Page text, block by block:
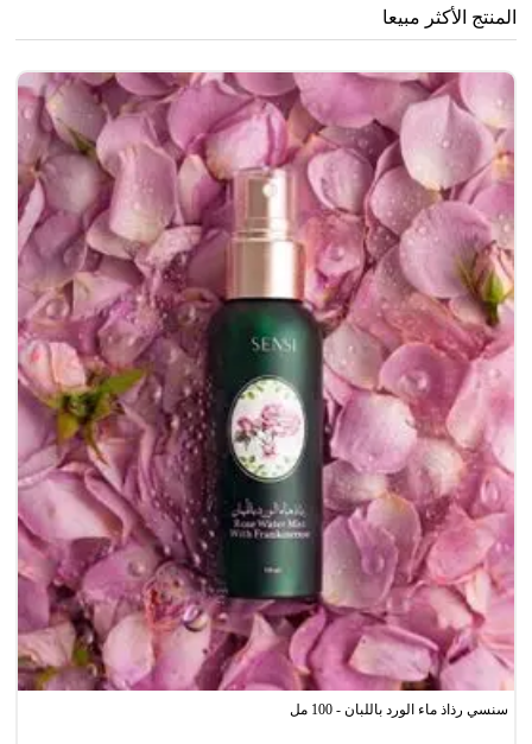
المنتج الأكثر مبيعا
سنسي رذاذ ماء الورد باللبان - 100 مل